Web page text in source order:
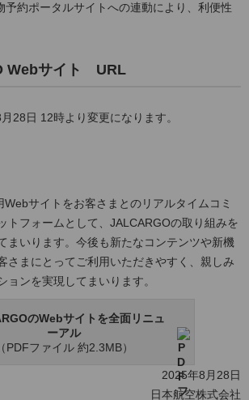
予約ポータルサイトへの連動により、利便性
Webサイト URL
28日 12時より変更になります。
サイトをお客さまとのリアルタイムコミ
トフォームとして、JALCARGOの取り組みを
まいります。今後も新たなコンテンツや新機
さまにとってご利用いただきやすく、親しみ
ョンを実現してまいります。
のWebサイトを全面リニュ
ーアル
（PDFファイル 約2.3MB）
2025年8月28日
日本航空株式会社